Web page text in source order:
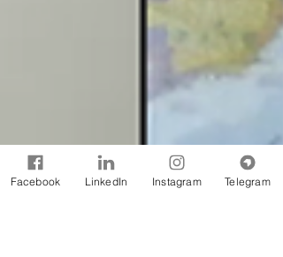
Facebook LinkedIn Instagram Telegram